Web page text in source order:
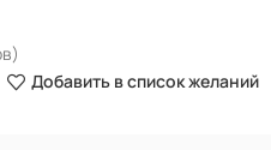
Добавить в список желаний